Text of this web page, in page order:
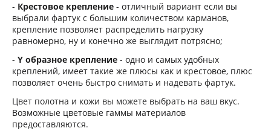
- Крестовое крепление - отличный вариант если вы
выбрали фартук с большим количеством карманов,
крепление позволяет распределить нагрузку
равномерно, ну и конечно же выглядит потрясно;
- Y образное крепление - одно и самых удобных
креплений, имеет такие же плюсы как и крестовое, плюс
позволяет очень быстро снимать и надевать фартук.
Цвет полотна и кожи вы можете выбрать на ваш вкус.
Возможные цветовые гаммы материалов
предоставляются.